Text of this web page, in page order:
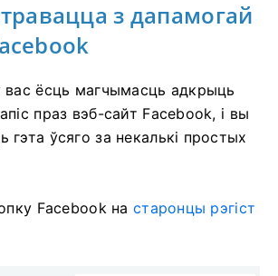
з дапамогай
вас ёсць магчымасць адкрыць
праз вэб-сайт Facebook, і вы
гэта ўсяго за некалькі простых
Facebook на старонцы рэгіст